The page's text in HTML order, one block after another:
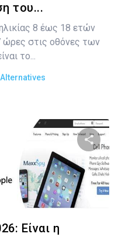
του...
8 έως 18 ετών
ώρες στις οθόνες των
το...
Είναι η